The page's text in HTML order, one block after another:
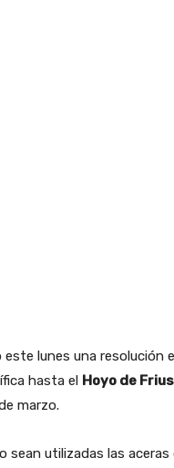
este lunes una resolución
hasta el Hoyo de
marzo.
sean utilizadas las